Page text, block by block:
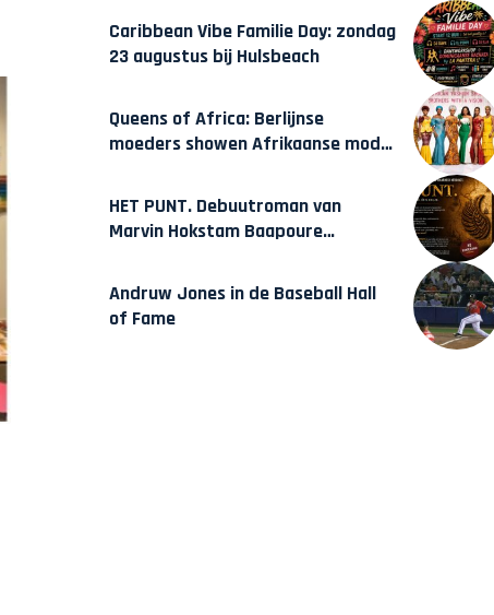
Amsterdam
Caribbean Vibe Familie Day: zondag
23 augustus bij Hulsbeach
Queens of Africa: Berlijnse
moeders showen Afrikaanse mode
HET PUNT. Debuutroman van
Marvin Hokstam Baapoure
Andruw Jones in de Baseball Hall
of Fame